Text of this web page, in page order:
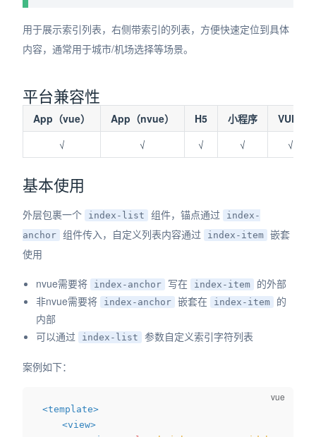
用于展示索引列表，右侧带索引的列表，方便快速定位到具体
内容，通常用于城市/机场选择等场景。
平台兼容性
App（vue） App（nvue） H5 小程序
VUE2
√
√ √ √ √
基本使用
外层包裹一个 index-list 组件，锚点通过
index-
anchor 组件传入，自定义列表内容通过 index-item 嵌套
使用
nvue需要将 index-anchor 写在 index-item
的外部
非nvue需要将
index-anchor 嵌套在 index-item
的
内部
可以通过
index-list 参数自定义索引字符列表
案例如下：
<template>
<view>